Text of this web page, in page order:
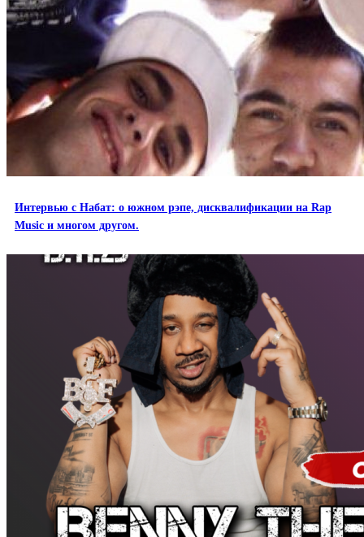
Интервью с Набат: о южном рэпе, дисквалификации на Rap
Music и многом другом.